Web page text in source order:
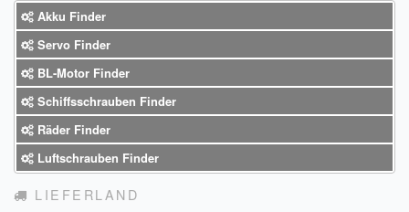
Akku Finder
Servo Finder
BL-Motor Finder
Schiffsschrauben Finder
Räder Finder
Luftschrauben Finder
LIEFERLAND